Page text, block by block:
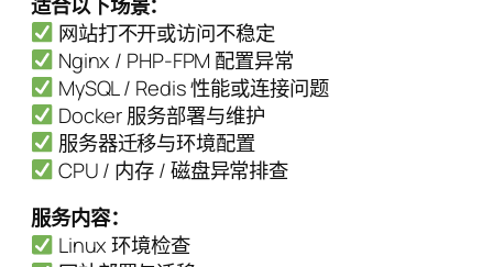
网站打不开或访问不稳定
Nginx / PHP-FPM 配置异常
MySQL / Redis 性能或连接问题
Docker 服务部署与维护
服务器迁移与环境配置
CPU / 内存 / 磁盘异常排查
服务内容：
Linux 环境检查